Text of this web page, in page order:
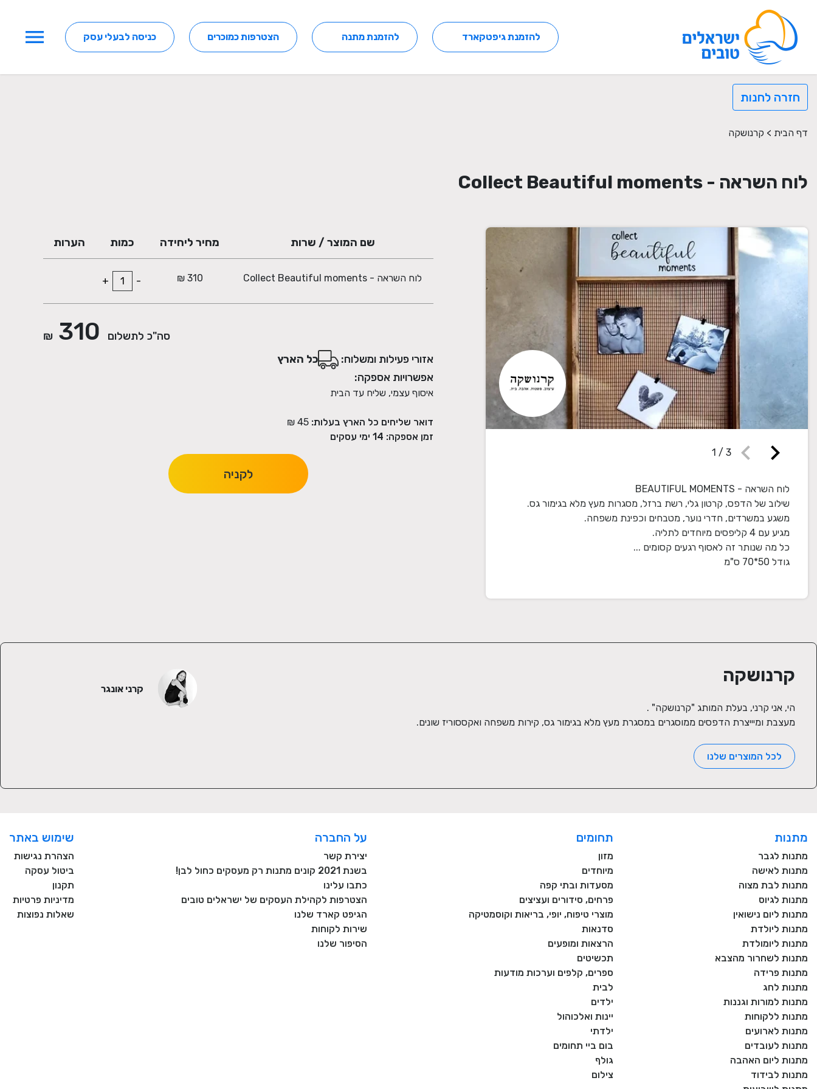
להזמנת גיפטקארד להזמנת מתנה הצטרפות כמוכרים כניסה לבעלי עסק menu
חזרה לחנות
דף הבית > קרנושקה
לוח השראה - Collect Beautiful moments
chevron_right
chevron_left
1 / 3
גודל 50*70 ס"מ
שם המוצר / שרות מחיר ליחידה כמות הערות
לוח השראה - Collect Beautiful moments 310 ₪
-
+
סה"כ לתשלום 310
₪
אזורי פעילות ומשלוח:
כל הארץ
אפשרויות אספקה:
איסוף עצמי, שליח עד הבית
דואר שליחים כל הארץ בעלות:
זמן אספקה: 14 ימי עסקים
לקניה
קרנושקה
מעצבת ומיייצרת הדפסים ממוסגרים במסגרת מעץ מלא בגימור גס, קירות משפחה ואקססוריז שונים.
לכל המוצרים שלנו
קרני אונגר
מתנות
מתנות לגבר
מתנות לאישה
מתנות לבת מצוה
מתנות לגיוס
מתנות ליום נישואין
מתנות ליולדת
מתנות ליומולדת
מתנות לשחרור מהצבא
מתנות פרידה
מתנות לחג
מתנות למורות וגננות
מתנות ללקוחות
מתנות לארועים
מתנות לעובדים
מתנות ליום האהבה
מתנות לבידוד
תחומים
מזון
מיוחדים
מסעדות ובתי קפה
פרחים, סידורים ועציצים
מוצרי טיפוח, יופי, בריאות וקוסמטיקה
סדנאות
הרצאות ומופעים
תכשיטים
ספרים, קלפים וערכות מודעות
לבית
ילדים
יינות ואלכוהול
ילדתי
בום ביי תחומים
גולף
צילום
על החברה
יצירת קשר
בשנת 2021 קונים מתנות רק מעסקים כחול לבן!
כתבו עלינו
הצטרפות לקהילת העסקים של ישראלים טובים
הגיפט קארד שלנו
שירות לקוחות
הסיפור שלנו
שימוש באתר
הצהרת נגישות
ביטול עסקה
תקנון
מדיניות פרטיות
שאלות נפוצות